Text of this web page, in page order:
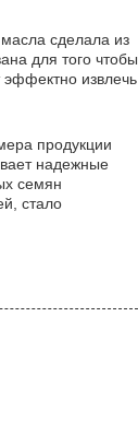
сделала из
для того чтобы
извлечь
продукции
надежные
семян
стало